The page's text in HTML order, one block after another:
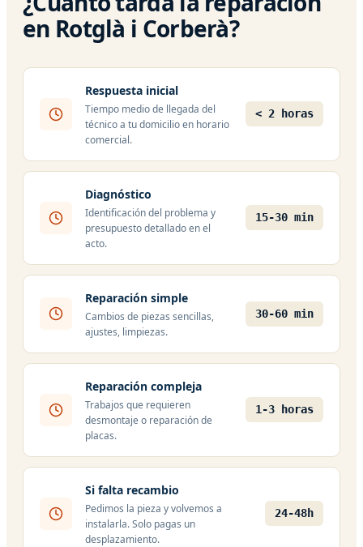
en Rotglà i Corberà?
Respuesta inicial
Tiempo medio de llegada del
técnico a tu domicilio en horario
comercial.
< 2 horas
Diagnóstico
Identificación del problema y
presupuesto detallado en el
acto.
15-30 min
Reparación simple
Cambios de piezas sencillas,
ajustes, limpiezas.
30-60 min
Reparación compleja
Trabajos que requieren
desmontaje o reparación de
placas.
1-3 horas
Si falta recambio
Pedimos la pieza y volvemos a
instalarla. Solo pagas un
desplazamiento.
24-48h